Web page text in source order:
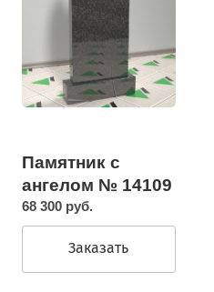
Памятник с
ангелом № 14109
68 300 руб.
Заказать